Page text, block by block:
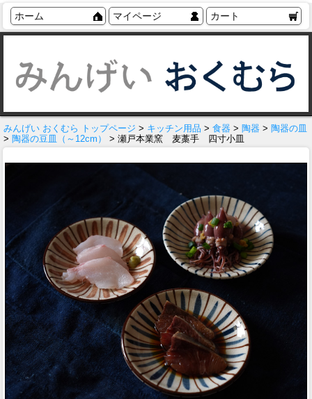
ホーム マイページ カート
みんげい おくむら トップページ > キッチン用品 > 食器 > 陶器 > 陶器の皿
> 陶器の豆皿（～12cm） > 瀬戸本業窯 麦藁手 四寸小皿